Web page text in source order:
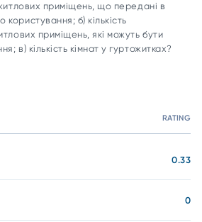
приміщень, що передані в
б) кількість
приміщень, які можуть бути
в) кількість кімнат у гуртожитках?
RATING
0.33
0